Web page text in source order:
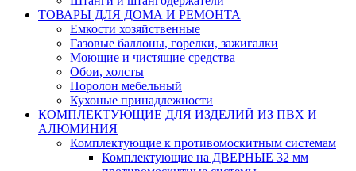
ТОВАРЫ ДЛЯ ДОМА И РЕМОНТА
Емкости хозяйственные
Газовые баллоны, горелки, зажигалки
Моющие и чистящие средства
Обои, холсты
Поролон мебельный
Кухоные принадлежности
КОМПЛЕКТУЮЩИЕ ДЛЯ ИЗДЕЛИЙ ИЗ ПВХ И
АЛЮМИНИЯ
Комплектующие к противомоскитным системам
Комплектующие на ДВЕРНЫЕ 32 мм